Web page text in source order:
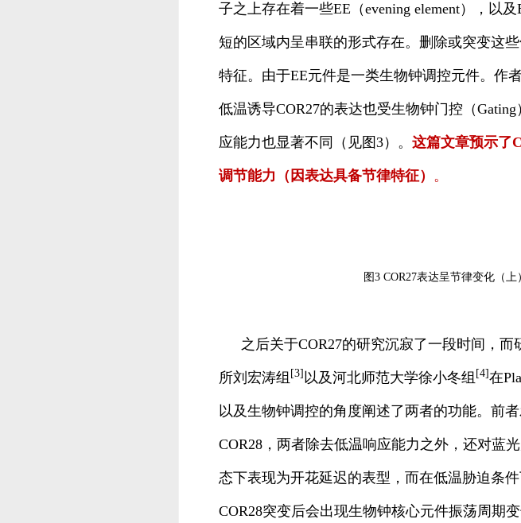
子之上存在着一些EE（evening element），以
短的区域内呈串联的形式存在。删除或突变这
特征。由于EE元件是一类生物钟调控元件。作
低温诱导COR27的表达也受生物钟门控（
应能力也显著不同（见图3）。 这篇文章预示了
调节能力（因表达具备节律特征） 。
图3 COR27表达呈节律变化（
之后关于COR27的研究沉寂了一段时间，
所刘宏涛组 [3] 以及河北师范大学徐小冬组 [4]在
以及生物钟调控的角度阐述了两者的功能。前
COR28，两者除去低温响应能力之外，还对蓝
态下表现为开花延迟的表型，而在低温胁迫条
COR28突变后会出现生物钟核心元件振荡周期